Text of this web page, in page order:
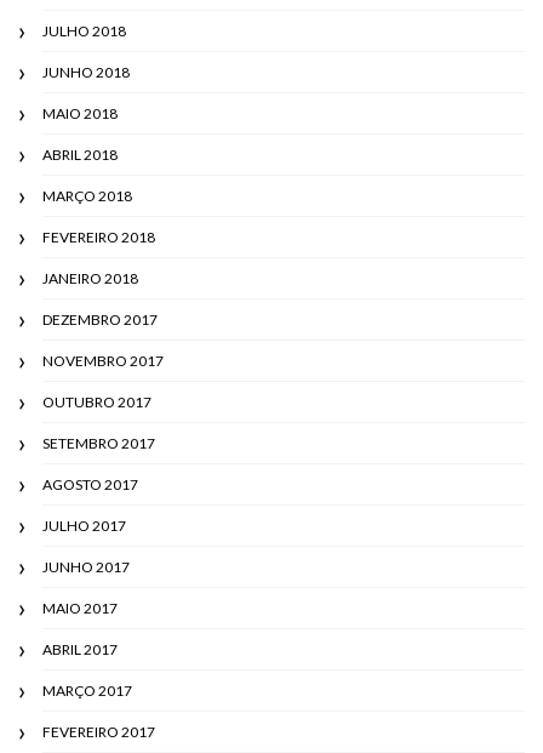
JULHO 2018
JUNHO 2018
MAIO 2018
ABRIL 2018
MARÇO 2018
FEVEREIRO 2018
JANEIRO 2018
DEZEMBRO 2017
NOVEMBRO 2017
OUTUBRO 2017
SETEMBRO 2017
AGOSTO 2017
JULHO 2017
JUNHO 2017
MAIO 2017
ABRIL 2017
MARÇO 2017
FEVEREIRO 2017